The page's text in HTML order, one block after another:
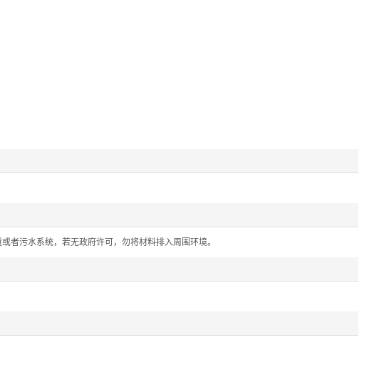
者污水系统，若无政府许可，勿将材料排入周围环境。